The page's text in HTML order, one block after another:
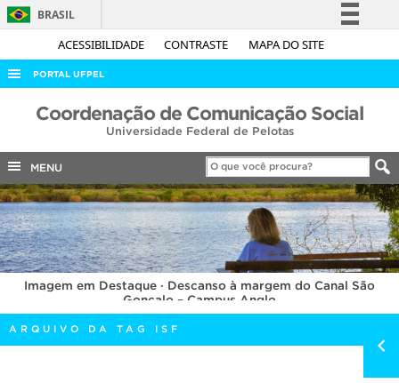
ACESSIBILIDADE CONTRASTE MAPA DO SITE
BRASIL
Simplifique!
Acesso à informação
Legislação
Canais
PORTAL UFPEL
ACESSO À INFORMAÇÃO
COBALTO
CONCURSOS
EDITAIS
INTERNACIONAL
OUVIDORIA
PORTARIAS
TELEFONES
Coordenação de Comunicação Social
Universidade Federal de Pelotas
MENU
Imagem em Destaque · Descanso à margem do Canal São
Gonçalo – Campus Anglo
ARQUIVO DA TAG ISF